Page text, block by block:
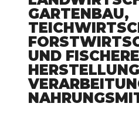
GARTENBAU,
UND